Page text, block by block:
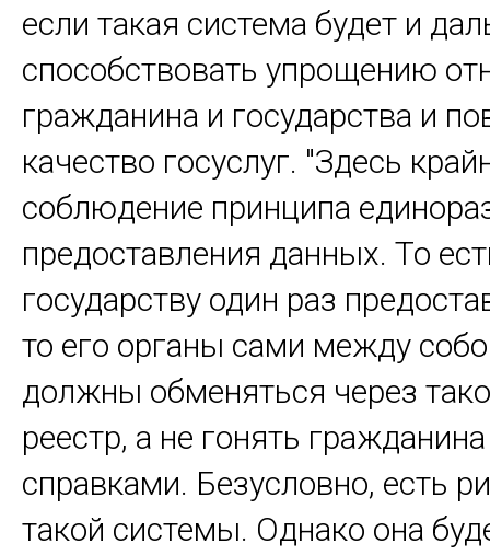
если такая система будет и
способствовать упрощению
гражданина и государства и
качество госуслуг. "Здесь
соблюдение принципа
предоставления данных. То
государству один раз
то его органы сами между
должны обменяться через
реестр, а не гонять
справками. Безусловно, есть
такой системы. Однако она